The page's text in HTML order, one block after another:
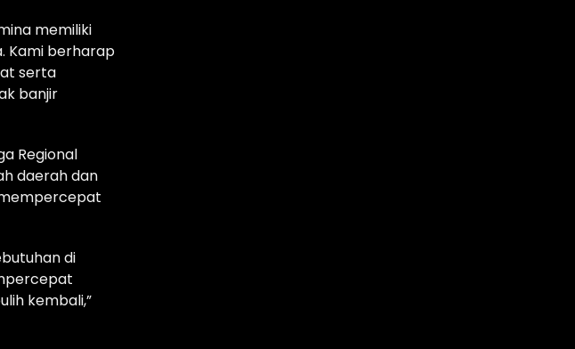
memiliki
Kami berharap
serta
banjir
Regional
daerah dan
di
kembali,”